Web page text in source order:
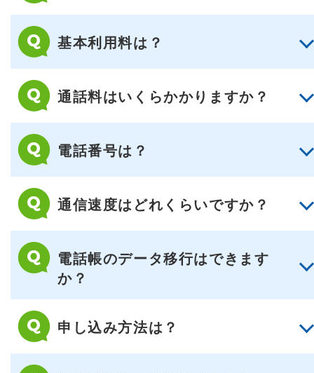
基本利用料は？
通話料はいくらかかりますか？
電話番号は？
通信速度はどれくらいですか？
電話帳のデータ移行はできます
か？
申し込み方法は？